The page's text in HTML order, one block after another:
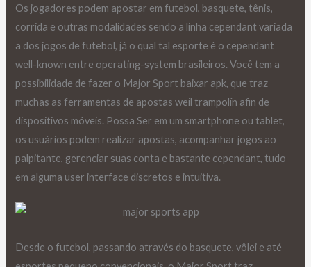
Os jogadores podem apostar em futebol, basquete, tênis,
corrida e outras modalidades sendo a linha cependant variada
a dos jogos de futebol, já o qual tal esporte é o cependant
well-known entre operating-system brasileiros. Você tem a
possibilidade de fazer o Major Sport baixar apk, que traz
muchas as ferramentas de apostas weil trampolín afin de
dispositivos móveis. Possa Ser em um smartphone ou tablet,
os usuários podem realizar apostas, acompanhar jogos ao
palpitante, gerenciar suas conta e bastante cependant, tudo
em alguma user interface discretos e intuitiva.
Desde o futebol, passando através do basquete, vôlei e até